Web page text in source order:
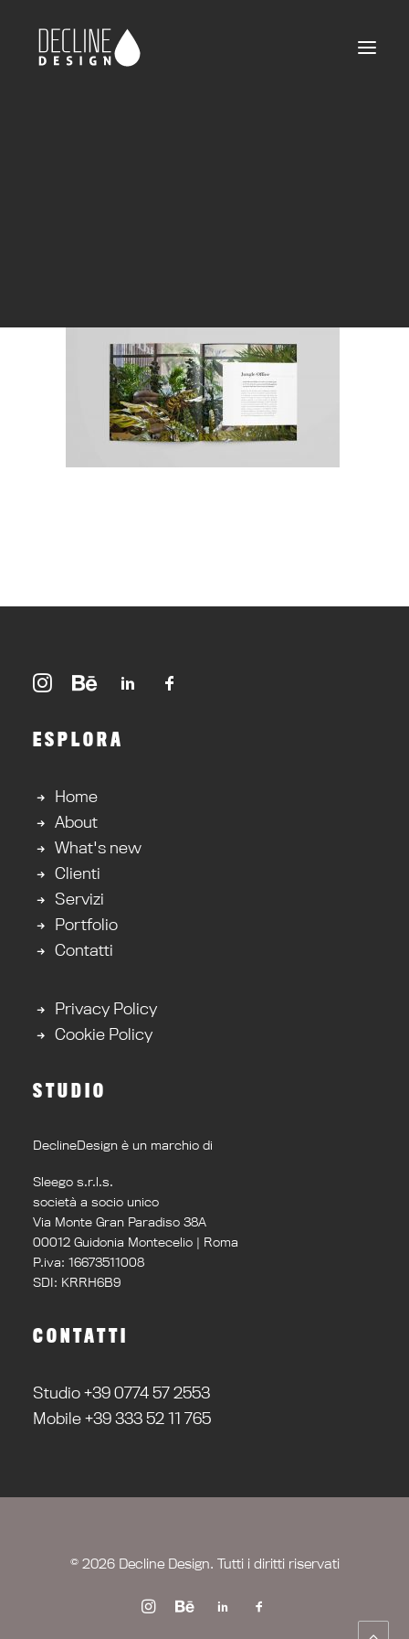
ESPLORA
Home
About
What's new
Clienti
Servizi
Portfolio
Contatti
Privacy Policy
Cookie Policy
STUDIO
DeclineDesign è un marchio di
Sleego s.r.l.s.
società a socio unico
Via Monte Gran Paradiso 38A
00012 Guidonia Montecelio | Roma
P.iva: 16673511008
SDI: KRRH6B9
CONTATTI
Studio +39 0774 57 2553
Mobile +39 333 52 11 765
© 2026 Decline Design. Tutti i diritti riservati